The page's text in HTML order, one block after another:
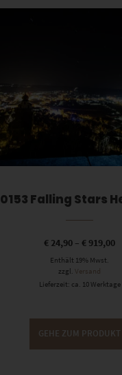
Dieses Produkt weist mehrere Varianten auf. Die Optionen können auf der Produktseite gewählt werden
Falling Stars
€ 24,90 –€ 919,00
Enthält 19% Mwst.
zzgl. Versand
Lieferzeit: ca. 10 Werktage
GEHE ZUM PRODUKT